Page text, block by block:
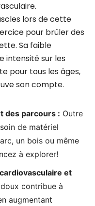
lors de cette
pour brûler des
Sa faible
intensité sur les
pour tous les âges,
son compte.
des parcours : Outre
de matériel
un bois ou même
à explorer!
et
contribue à
augmentant